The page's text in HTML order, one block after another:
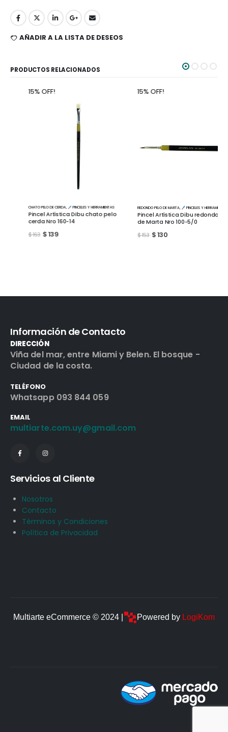
AÑADIR A LA LISTA DE DESEOS
PRODUCTOS RELACIONADOS
15% OFF!
CHATO PELO DE CERDA, PINCELES Y HERRAMIENTAS
Pincel Artística Dibu chato pelo
cerda Nro 160-14
$139
15% OFF!
REDONDO PELO DE MARTA, PINCELES Y HERRAMIENTAS
Pincel Artística Dibu redondo pelo
de Marta Nro 100-5/0
$130
Información de Contacto
DIRECCIÓN
Viña del mar, entre Miami y Belen. El bosque -
Ciudad de la costa.
TELÉFONO
Whatsapp 093 844 059
EMAIL
multiarte.com.uy@gmail.com
Servicios al Cliente
Nosotros
Contacto
Términos y Condiciones
Política de Privacidad
Multiarte eCommerce © 2024 | Powered by LogiKom